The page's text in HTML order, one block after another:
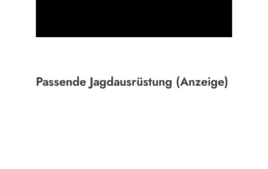
Passende Jagdausrüstung (Anzeige)